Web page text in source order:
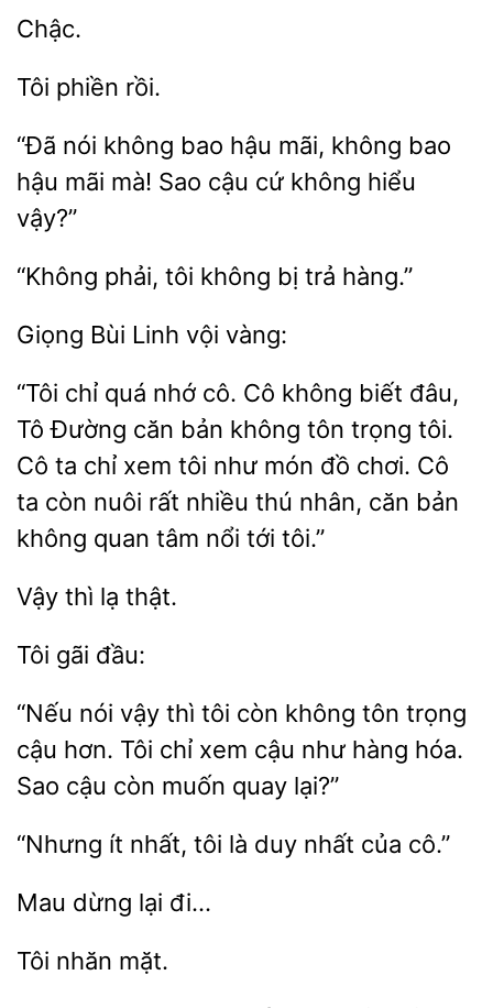
Chậc.
“Đã nói không bao hậu mãi, không
hậu mãi mà! Sao
cứ
hiểu
vậy?”
phải, không trả hàng.”
Giọng vội
“Tôi chỉ quá nhớ cô. Cô không biết đâu,
Tô Đường căn bản không tôn trọng tôi.
Cô ta chỉ xem tôi như món đồ chơi. Cô
còn nuôi rất
thú nhân, căn
không quan tâm nổi tới tôi.”
thật.
“Nếu nói vậy thì tôi còn không tôn trọng
cậu hơn. Tôi chỉ xem cậu
hàng
Sao cậu còn muốn
lại?”
“Nhưng ít nhất, nhất của cô.”
lại